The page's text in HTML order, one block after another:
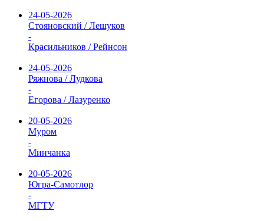
24-05-2026
Стояновский / Лешуков
-
Красильников / Рейнсон
24-05-2026
Ряжнова / Лудкова
-
Егорова / Лазуренко
20-05-2026
Муром
-
Минчанка
20-05-2026
Югра-Самотлор
-
МГТУ